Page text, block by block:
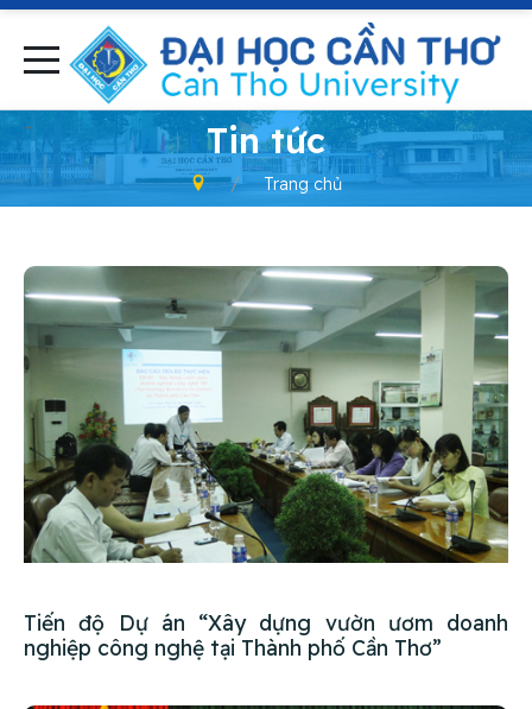
- Tin tức
Trang chủ
Tiến độ Dự án “Xây dựng vườn ươm doanh
nghiệp công nghệ tại Thành phố Cần Thơ”